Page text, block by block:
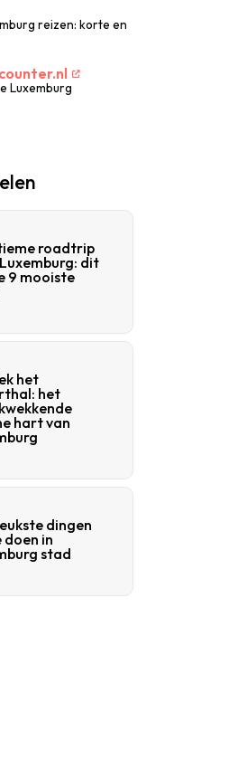
reizen: korte en
Luxemburg
roadtrip
dit
9 mooiste
het
het
hart van
dingen
doen in
stad